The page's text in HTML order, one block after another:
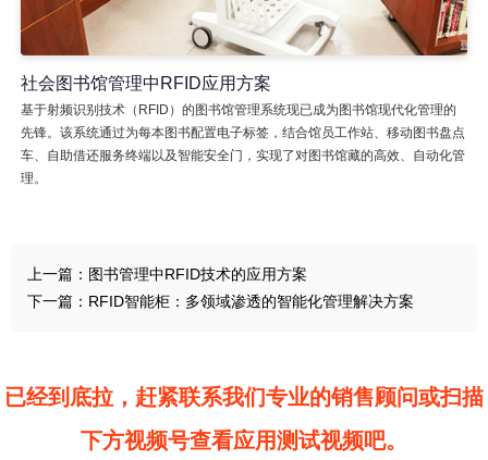
社会图书馆管理中RFID应用方案
基于射频识别技术（RFID）的图书馆管理系统现已成为图书馆现代化管理的
先锋。该系统通过为每本图书配置电子标签，结合馆员工作站、移动图书盘点
车、自助借还服务终端以及智能安全门，实现了对图书馆藏的高效、自动化管
理。
上一篇： 图书管理中RFID技术的应用方案
下一篇： RFID智能柜：多领域渗透的智能化管理解决方案
已经到底拉，赶紧联系我们专业的销售顾问或扫描
下方视频号查看应用测试视频吧。